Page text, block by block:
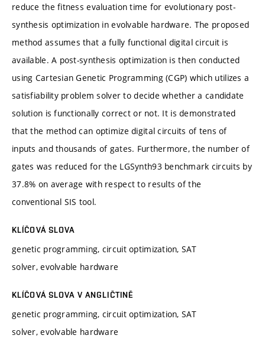
reduce the fitness evaluation time for evolutionary post-
synthesis optimization in evolvable hardware. The proposed
method assumes that a fully functional digital circuit is
available. A post-synthesis optimization is then conducted
using Cartesian Genetic Programming (CGP) which utilizes a
satisfiability problem solver to decide whether a candidate
solution is functionally correct or not. It is demonstrated
that the method can optimize digital circuits of tens of
inputs and thousands of gates. Furthermore, the number of
gates was reduced for the LGSynth93 benchmark circuits by
37.8% on average with respect to results of the
conventional SIS tool.
KLÍČOVÁ SLOVA
genetic programming, circuit optimization, SAT
solver, evolvable hardware
KLÍČOVÁ SLOVA V ANGLIČTINĚ
genetic programming, circuit optimization, SAT
solver, evolvable hardware